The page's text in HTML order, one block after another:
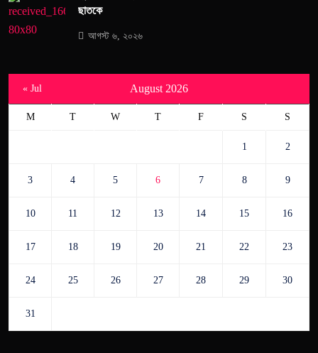
ছাতকে
আগস্ট ৬, ২০২৬
August 2026
M T W T F S S
1 2
3 4 5 6 7 8 9
10 11 12 13 14 15 16
17 18 19 20 21 22 23
24 25 26 27 28 29 30
31
« Jul